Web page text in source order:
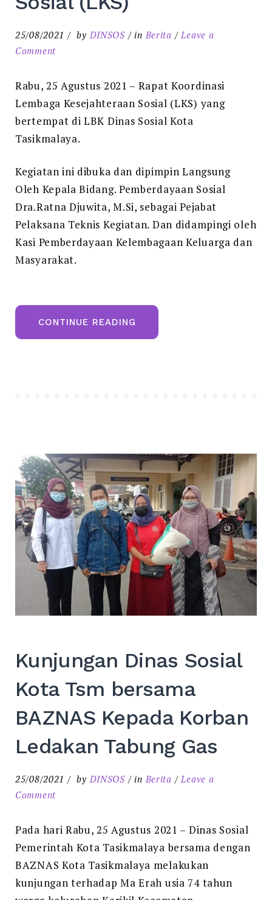
25/08/2021 by DINSOS in Berita
Leave a
Commenton
Koordinasi
Lembaga
Kesejahteraan
Sosial
(LKS)
Rabu, 25 Agustus 2021 – Rapat Koordinasi
Lembaga Kesejahteraan Sosial (LKS) yang
bertempat di LBK Dinas Sosial Kota
Tasikmalaya.
Kegiatan ini dibuka dan dipimpin Langsung
Oleh Kepala Bidang. Pemberdayaan Sosial
Dra.Ratna Djuwita, M.Si, sebagai Pejabat
Pelaksana Teknis Kegiatan. Dan didampingi oleh
Kasi Pemberdayaan Kelembagaan Keluarga dan
Masyarakat.
CONTINUE READING
LEMBAGA
Kunjungan Dinas Sosial
Kota Tsm bersama
BAZNAS Kepada Korban
Ledakan Tabung Gas
25/08/2021 by DINSOS in Berita
Leave a
Commenton
Dinas
Sosial
Tsm
bersama
Pada hari Rabu, 25 Agustus 2021 – Dinas Sosial
Pemerintah Kota Tasikmalaya bersama dengan
BAZNAS Kota Tasikmalaya melakukan
kunjungan terhadap Ma Erah usia 74 tahun